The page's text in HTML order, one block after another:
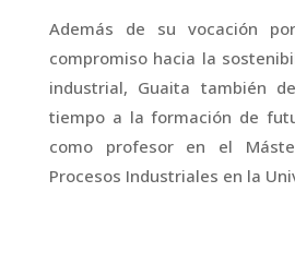
Además de su vocación
compromiso hacia la
industrial, Guaita también
tiempo a la formación de
como profesor en el
Procesos Industriales en la